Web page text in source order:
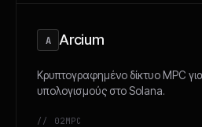
A Arcium
Κρυπτογραφημένο δίκτυο MPC για
υπολογισμούς στο Solana.
// 02MPC